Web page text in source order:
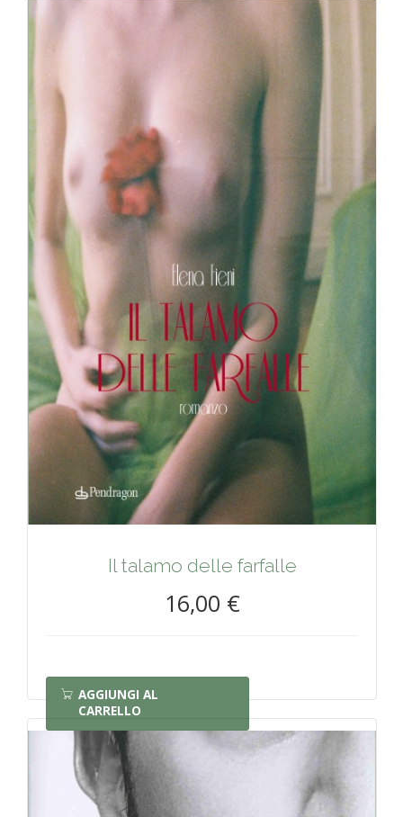
Il talamo delle farfalle
16,00 €
AGGIUNGI AL
CARRELLO